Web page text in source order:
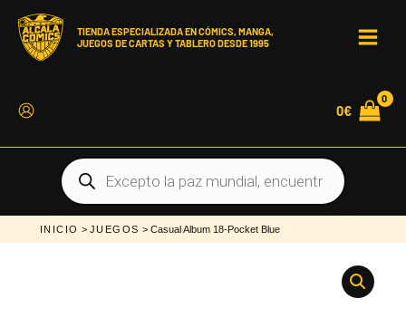
contenido
TIENDA ESPECIALIZADA EN CÓMICS, MANGA,
JUEGOS DE CARTAS Y TABLERO DESDE 1995
0€
Búsqueda
de
productos
INICIO > JUEGOS > Casual Album 18-Pocket Blue